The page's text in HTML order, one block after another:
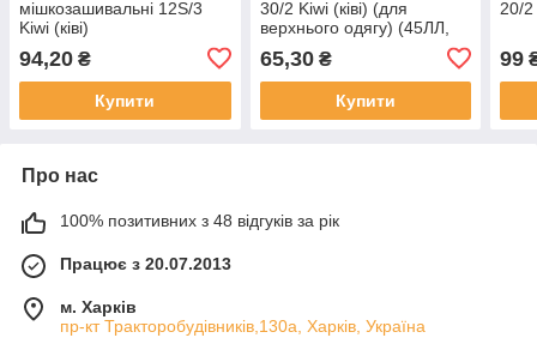
мішкозашивальні 12S/3
Kiwi (ківі)
94,20 ₴
Купити
30/2 Kiwi (ківі) (для
верхнього одягу) (45ЛЛ,
65,30₴
Купити
20/2
99
Про нас
100% позитивних з 48 відгуків за рік
Працює з 20.07.2013
м. Харків
пр-кт Тракторобудівників,130а, Харків, Україна